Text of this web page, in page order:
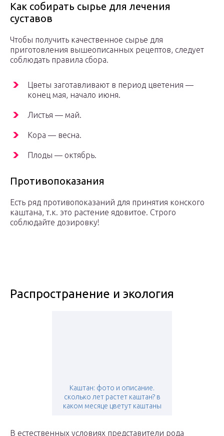
Как собирать сырье для лечения
суставов
Чтобы получить качественное сырье для
приготовления вышеописанных рецептов, следует
соблюдать правила сбора.
Цветы заготавливают в период цветения —
конец мая, начало июня.
Листья — май.
Кора — весна.
Плоды — октябрь.
Противопоказания
Есть ряд противопоказаний для принятия конского
каштана, т.к. это растение ядовитое. Строго
соблюдайте дозировку!
Распространение и экология
Каштан: фото и описание.
сколько лет растет каштан? в
каком месяце цветут каштаны
В естественных условиях представители рода